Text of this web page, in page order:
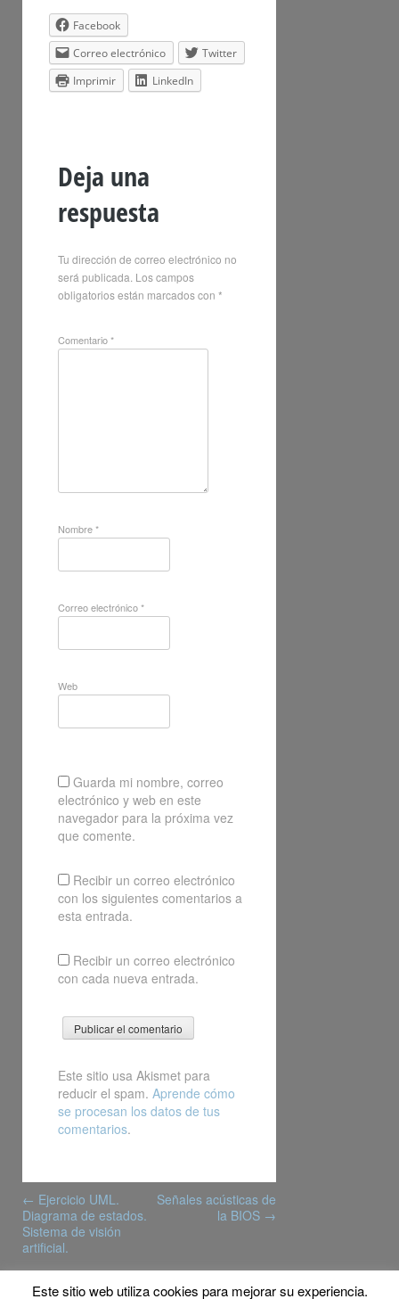
Facebook
Correo electrónico
Twitter
Imprimir
LinkedIn
Deja una
respuesta
Tu dirección de correo electrónico no
será publicada. Los campos
obligatorios están marcados con *
Comentario*
Nombre*
Correo electrónico*
Web
Guarda mi nombre, correo
electrónico y web en este
navegador para la próxima vez
que comente.
Recibir un correo electrónico
con los siguientes comentarios a
esta entrada.
Recibir un correo electrónico
con cada nueva entrada.
Este sitio usa Akismet para
reducir el spam. Aprende cómo
se procesan los datos de tus
comentarios.
navigation
← Ejercicio UML.
Diagrama de estados.
Sistema de visión
artificial.
Señales acústicas de
la BIOS →
Este sitio web utiliza cookies para mejorar su experiencia.